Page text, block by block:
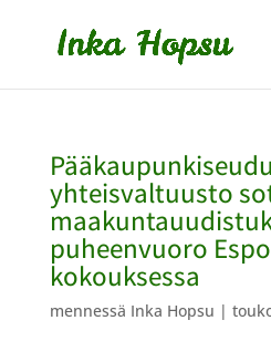
yhteisvaltuusto
puheenvuoro
kokouksessa
mennessä Inka Hopsu |